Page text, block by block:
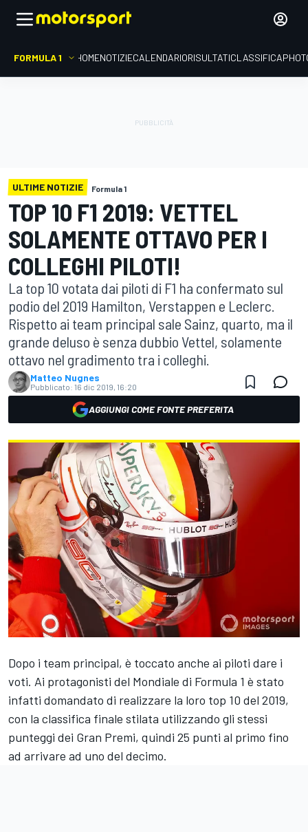
FORMULA 1 HOMENOTIZIECALENDARIORISULTATICLASSIFICA
ULTIME NOTIZIE Formula 1
TOP 10 F1 2019: VETTEL
SOLAMENTE OTTAVO PER I
COLLEGHI PILOTI!
La top 10 votata dai piloti di F1 ha confermato sul
podio del 2019 Hamilton, Verstappen e Leclerc.
Rispetto ai team principal sale Sainz, quarto, ma il
grande deluso è senza dubbio Vettel, solamente
ottavo nel gradimento tra i colleghi.
Matteo Nugnes
Pubblicato: 16 dic 2019, 16:20
AGGIUNGI COME FONTE PREFERITA
Dopo i team principal, è toccato anche ai piloti dare i
voti. Ai protagonisti del Mondiale di Formula 1 è stato
infatti domandato di realizzare la loro top 10 del 2019,
con la classifica finale stilata utilizzando gli stessi
punteggi dei Gran Premi, quindi 25 punti al primo fino
ad arrivare ad uno del decimo.